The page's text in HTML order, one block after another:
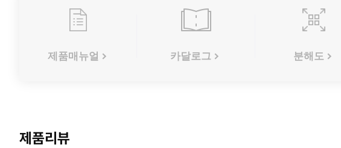
제품매뉴얼 카달로그 분해도
제품리뷰